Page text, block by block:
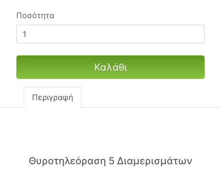
Ποσότητα
Καλάθι
Περιγραφή
Θυροτηλεόραση 5 Διαμερισμάτων